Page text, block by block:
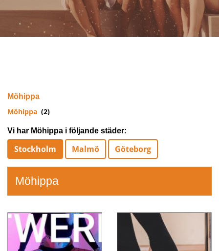
Möhippa
Möhippa (2)
Vi har Möhippa i följande städer:
Stockholm Malmö Göteborg
Möhippa